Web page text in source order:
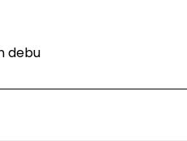
debu